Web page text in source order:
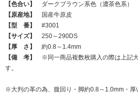
【色合い】
ダークブラウン系色（濃茶色系）
【原産地】
国産牛原皮
【型 番】
#3001
【サイズ】
250～290DS
【厚 さ】
約0.8～1.4mm
【備 考】
※同一商品複数枚購入の際は上記
す。
※大判の革の為、腹回り・脚約0.8～1.0mm・厚